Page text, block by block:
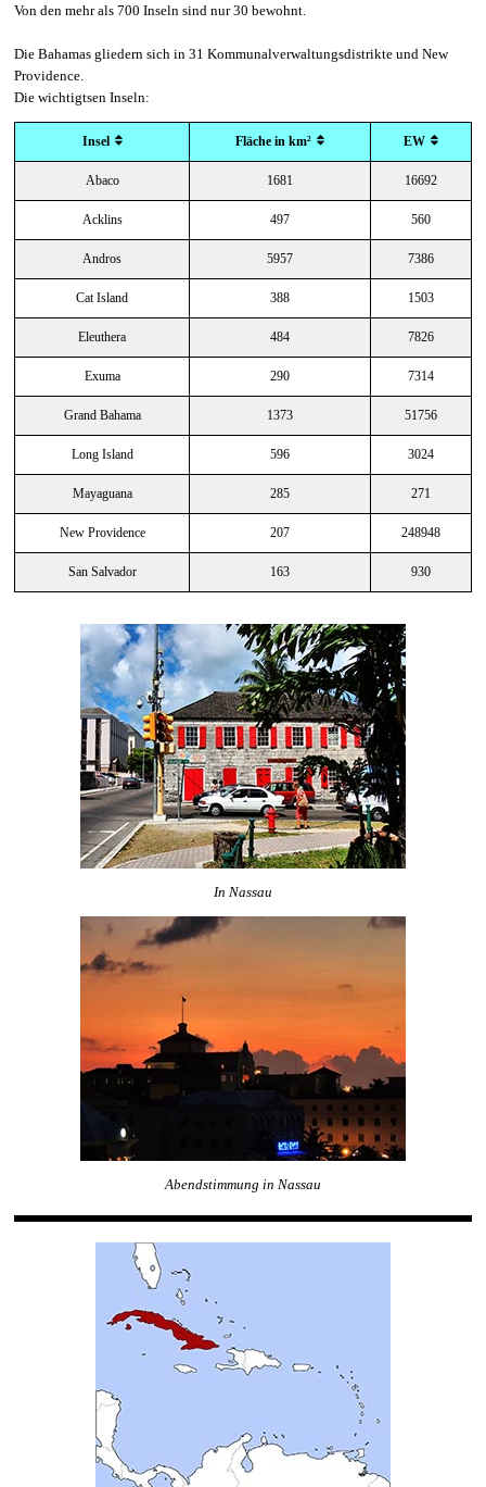
Von den mehr als 700 Inseln sind nur 30 bewohnt.
Die Bahamas gliedern sich in 31 Kommunalverwaltungsdistrikte und New
Providence.
Die wichtigtsen Inseln:
Insel Fläche in km² EW
Abaco 1681 16692
Acklins 497 560
Andros 5957 7386
Cat Island 388 1503
Eleuthera 484 7826
Exuma 290 7314
Grand Bahama 1373 51756
Long Island 596 3024
Mayaguana 285 271
New Providence 207 248948
San Salvador 163 930
In Nassau
Abendstimmung in Nassau